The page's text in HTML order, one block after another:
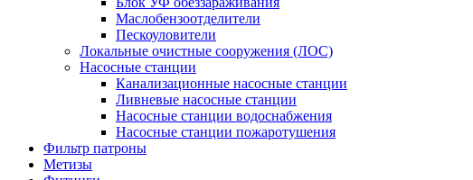
Маслобензоотделители
Пескоуловители
Локальные очистные сооружения (ЛОС)
Насосные станции
Канализационные насосные станции
Ливневые насосные станции
Насосные станции водоснабжения
Насосные станции пожаротушения
Фильтр патроны
Метизы